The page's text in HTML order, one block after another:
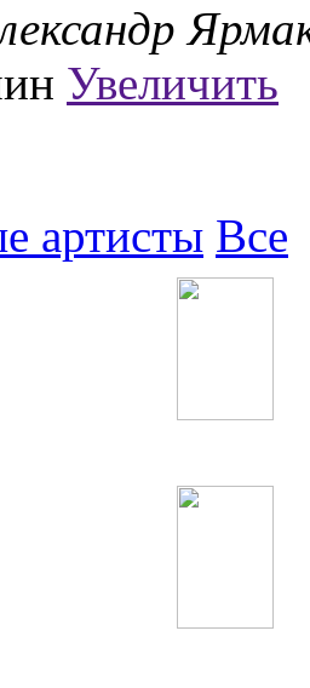
Увеличить
артисты Все